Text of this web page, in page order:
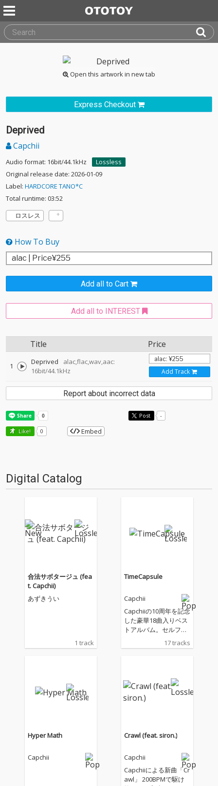
Open this artwork in new tab
Express Checkout
Deprived
Capchii
Audio format: 16bit/44.1kHz
Lossless
Original release date: 2026-01-09
Label: HARDCORE TANO*C
Total runtime: 03:52
ロスレス
How To Buy
Add all to Cart
Add all to INTEREST
Title Price
1 Deprived
alac,flac,wav,aac:
16bit/44.1kHz
Add Track
Report about incorrect data
Post -
Like! 0 Embed
Digital Catalog
合法サボタージュ (fea
t. Capchii)
あずきうい
1 track
TimeCapsule
Capchii
Capchiiの10周年を記念
した豪華18曲入りベス
トアルバム。セルフリ
ミックス、新曲、そし
てt+pazolite、Synthio
17 tracks
Hyper Math
Capchii
Crawl (feat. siron.)
Capchii
Capchiiによる新曲「Cr
awl」 200BPMで駆け